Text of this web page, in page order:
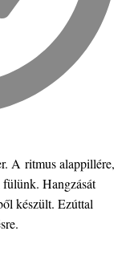
A ritmus alappillére,
fülünk. Hangzását
készült. Ezúttal